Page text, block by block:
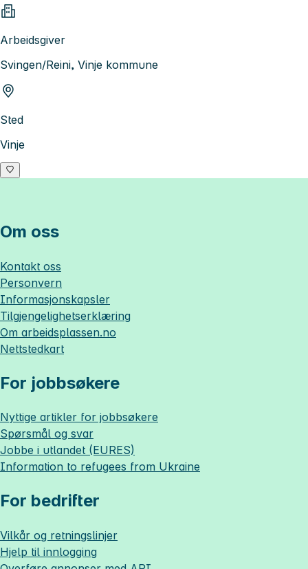
Arbeidsgiver
Svingen/Reini, Vinje kommune
Sted
Vinje
Om oss
Kontakt oss
Personvern
Informasjonskapsler
Tilgjengelighetserklæring
Om arbeidsplassen.no
Nettstedkart
For jobbsøkere
Nyttige artikler for jobbsøkere
Spørsmål og svar
Jobbe i utlandet (EURES)
Information to refugees from Ukraine
For bedrifter
Vilkår og retningslinjer
Hjelp til innlogging